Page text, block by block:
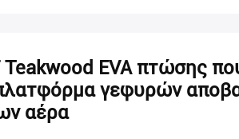
Teakwood EVA πτώσης
γεφυρών
αέρα